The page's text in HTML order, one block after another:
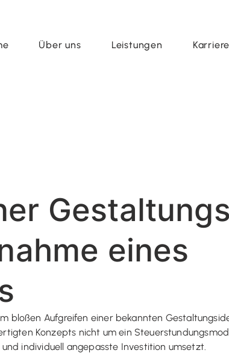
Über uns Leistungen Karriere
eines
bloßen Aufgreifen einer bekannten
Konzepts nicht um ein
individuell angepasste Investition umsetzt.